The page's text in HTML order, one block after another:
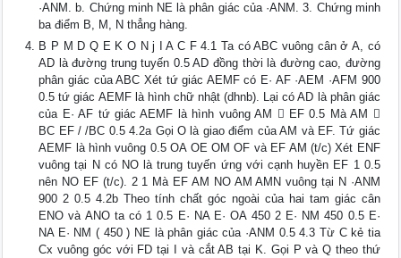
·ANM. b. Chứng minh NE là phân giác của ·ANM. 3. Chứng minh
ba điểm B, M, N thẳng hàng.
B P M D Q E K O N j I A C F 4.1 Ta có ABC vuông cân ở A, có
AD là đường trung tuyến 0.5 AD đồng thời là đường cao, đường
phân giác của ABC Xét tứ giác AEMF có E· AF ·AEM ·AFM 900
0.5 tứ giác AEMF là hình chữ nhật (dhnb). Lại có AD là phân giác
của E· AF tứ giác AEMF là hình vuông AM  EF 0.5 Mà AM 
BC EF / /BC 0.5 4.2a Gọi O là giao điểm của AM và EF. Tứ giác
AEMF là hình vuông 0.5 OA OE OM OF và EF AM (t/c) Xét ENF
vuông tại N có NO là trung tuyến ứng với cạnh huyền EF 1 0.5
nên NO EF (t/c). 2 1 Mà EF AM NO AM AMN vuông tại N ·ANM
900 2 0.5 4.2b Theo tính chất góc ngoài của hai tam giác cân
ENO và ANO ta có 1 0.5 E· NA E· OA 450 2 E· NM 450 0.5 E·
NA E· NM ( 450 ) NE là phân giác của ·ANM 0.5 4.3 Từ C kẻ tia
Cx vuông góc với FD tại I và cắt AB tại K. Gọi P và Q theo thứ